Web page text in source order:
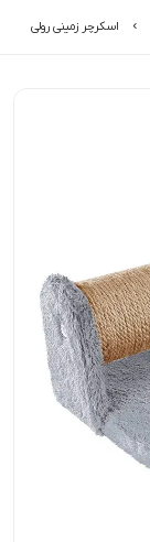
اسکرچر زمینی رولی